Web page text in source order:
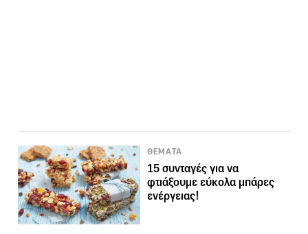
ΘΕΜΑΤΑ
15 συνταγές για να
φτιάξουμε εύκολα μπάρες
ενέργειας!